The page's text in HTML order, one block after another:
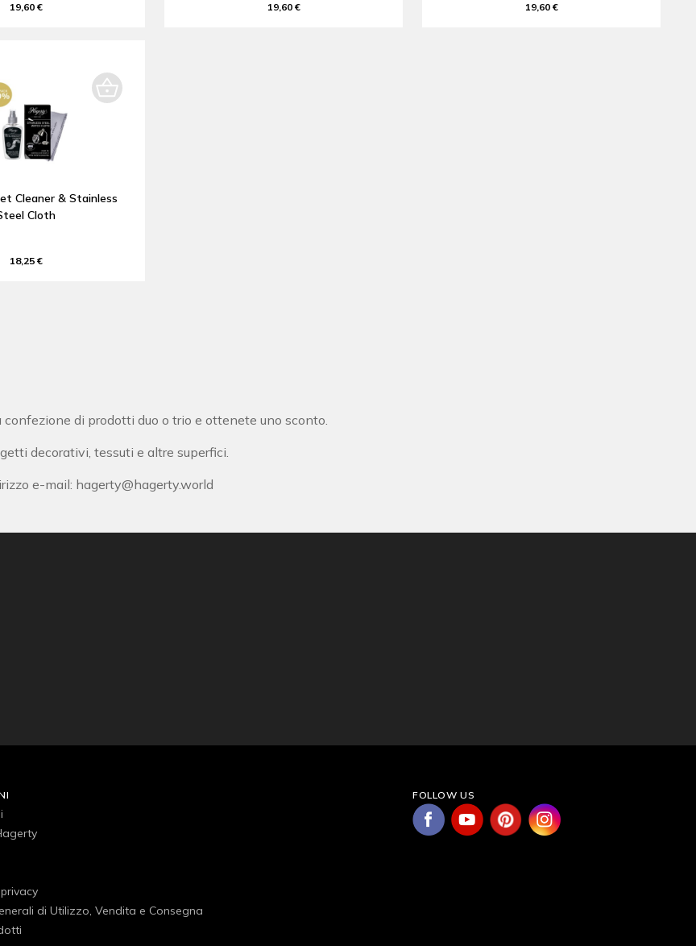
19,60 € 19,60 € 19,60 €
Cleaner & Stainless
Cloth
18,25 €
di prodotti duo o trio e ottenete uno sconto.
decorativi, tessuti e altre superfici.
e-mail: hagerty@hagerty.world
di Utilizzo, Vendita e Consegna
FOLLOW US